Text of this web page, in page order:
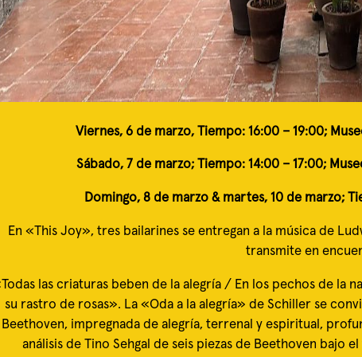
Viernes, 6 de marzo,Tiempo: 16:00 – 19:00;
Sábado, 7 de marzo; Tiempo: 14:00 – 17:00;
Domingo, 8 de marzo & martes, 10 de marzo;
En «This Joy», tres bailarines se entregan a la música de
transmite en
las criaturas beben de la alegría / En los pechos de la
su rastro de rosas». La «Oda a la alegría» de Schiller se
Beethoven, impregnada de alegría, terrenal y espiritual,
análisis de Tino Sehgal de seis piezas de Beethoven bajo